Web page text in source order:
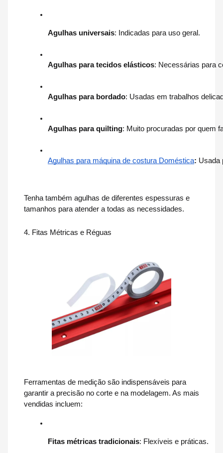
Agulhas universais: Indicadas para uso geral.
Agulhas para tecidos elásticos: Necessárias para
Agulhas para bordado: Usadas em trabalhos
Agulhas para quilting: Muito procuradas por quem
Agulhas para máquina de costura Doméstica: Usada
Tenha também agulhas de diferentes espessuras e
tamanhos para atender a todas as necessidades.
4. Fitas Métricas e Réguas
Ferramentas de medição são indispensáveis para
garantir a precisão no corte e na modelagem. As mais
vendidas incluem:
Fitas métricas tradicionais: Flexíveis e práticas.